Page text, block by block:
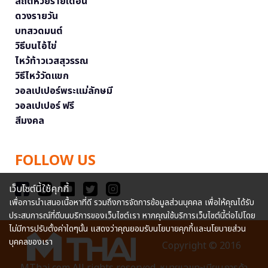
ดวงรายวัน
บทสวดมนต์
วิธีบนไอ้ไข่
ไหว้ท้าวเวสสุวรรณ
วิธีไหว้วัดแขก
วอลเปเปอร์พระแม่ลักษมี
วอลเปเปอร์ ฟรี
สีมงคล
FOLLOW US
Copyright © 2016
เว็บไซต์นี้ใช้คุกกี้
เพื่อการนำเสนอเนื้อหาที่ดี รวมถึงการจัดการข้อมูลส่วนบุคคล เพื่อให้คุณได้รับ
ประสบการณ์ที่ดีบนบริการของเว็บไซต์เรา หากคุณใช้บริการเว็บไซต์นี้ต่อไปโดย
ไม่มีการปรับตั้งค่าใดๆนั้น แสดงว่าคุณยอมรับนโยบายคุกกี้และนโยบายส่วน
บุคคลของเรา